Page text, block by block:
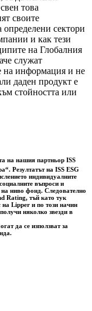
това
своите
сектори
и как тези
на Глобалния
служат
на информация и не
даден продукт е
стойността или
на нашия партньор ISS
Резултатът на ISS ESG
индивидуалните
въпроси и
на ниво фонд. Следователно
Rating, тъй като тук
на Lipper и по този начин
няколко звезди в
да се използват за